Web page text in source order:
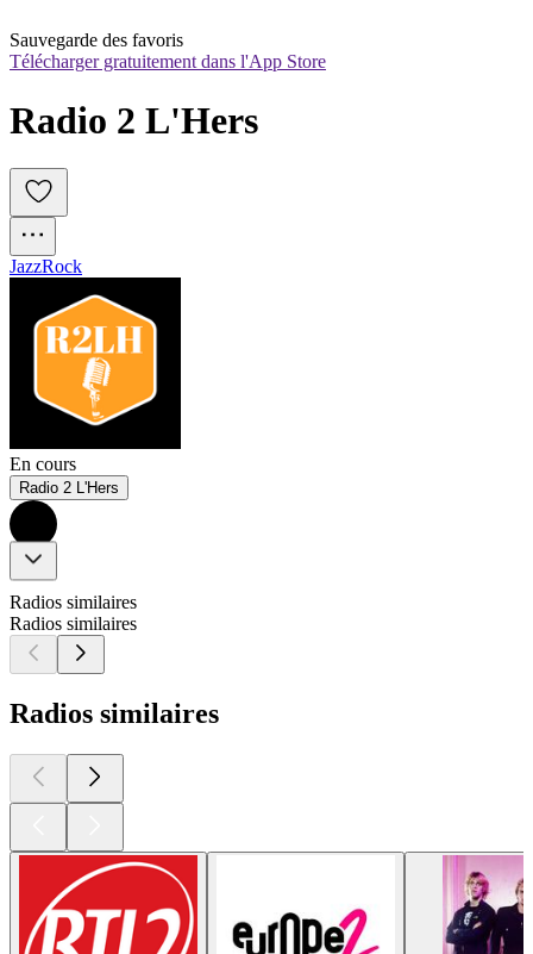
Sauvegarde des favoris
Télécharger gratuitement dans l'App Store
Radio 2 L'Hers
JazzRock
En cours
Radio 2 L'Hers
Radios similaires
Radios similaires
Radios similaires